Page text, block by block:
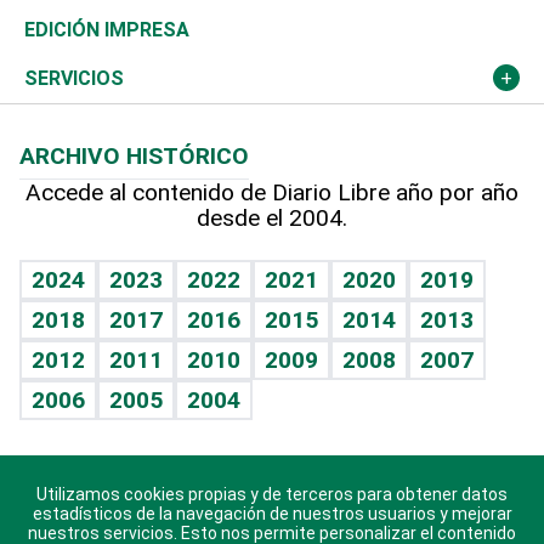
Caribe
Resto del mundo
Global y variable
Economía personal
Novedades
Podcast Arte Libre
Hablando con el pediatra
Vida y familia
Eñe
Celebrando la vida
Sin complejos
En pocas palabras
Escuchando al corazón
Olimpismo
Más deportes
TBT Deportivo
Noticiero Poteleche
Columnistas
Más firmas
Martes de tecnología
Cambio climático
Deportes
Opinión
Hecho en casa
Guía del dinero
EDICIÓN IMPRESA
SERVICIOS
Cumpleaños
Horóscopos
Crucigramas
ARCHIVO HISTÓRICO
Accede al contenido de Diario Libre año por año
desde el 2004.
2024 2023 2022 2021 2020
2019
2018
2017 2016 2015 2014
2013
2012
2011 2010 2009 2008
2007
2006
2005 2004
Descarga nuestras aplicaciones para Android, iOS y
sistema Huawei.
Utilizamos cookies propias y de terceros para obtener datos
estadísticos de la navegación de nuestros usuarios y mejorar
nuestros servicios. Esto nos permite personalizar el contenido